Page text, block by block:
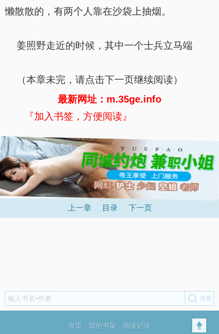
懒散散的，有两个人靠在沙袋上抽烟。
姜照野走近的时候，其中一个士兵立马端
（本章未完，请点击下一页继续阅读）
最新网址：m.35ge.info
『加入书签，方便阅读』
上一章 目录 下一页
首页 我的书架 阅读记录